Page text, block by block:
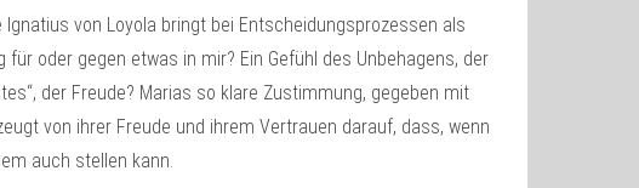
von Loyola bringt bei Entscheidungsprozessen als
oder gegen etwas in mir? Ein Gefühl des Unbehagens, der
der Freude? Marias so klare Zustimmung, gegeben mit
von ihrer Freude und ihrem Vertrauen darauf, dass, wenn
auch stellen kann.